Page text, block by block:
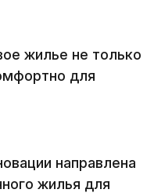
жилье не только
для
направлена
жилья для